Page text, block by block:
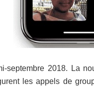
2018. La
les appels de